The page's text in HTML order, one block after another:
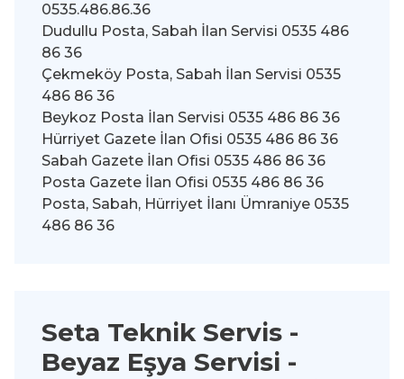
0535.486.86.36
Dudullu Posta, Sabah İlan Servisi 0535 486
86 36
Çekmeköy Posta, Sabah İlan Servisi 0535
486 86 36
Beykoz Posta İlan Servisi 0535 486 86 36
Hürriyet Gazete İlan Ofisi 0535 486 86 36
Sabah Gazete İlan Ofisi 0535 486 86 36
Posta Gazete İlan Ofisi 0535 486 86 36
Posta, Sabah, Hürriyet İlanı Ümraniye 0535
486 86 36
Seta Teknik Servis -
Beyaz Eşya Servisi -